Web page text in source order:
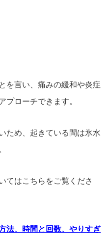
を言い、痛みの緩和や炎症
プローチできます。
ため、起きている間は氷水
てはこちらをご覧くださ
法、時間と回数、やりすぎ